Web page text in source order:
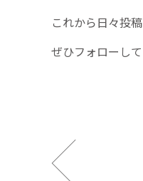
これから日々投
ぜひフォローし